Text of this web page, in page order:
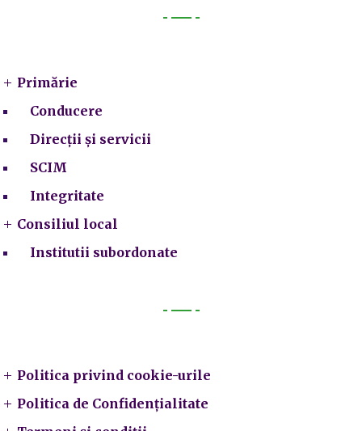
Primărie
Conducere
Direcții și servicii
SCIM
Integritate
Consiliul local
Institutii subordonate
Politica privind cookie-urile
Politica de Confidențialitate